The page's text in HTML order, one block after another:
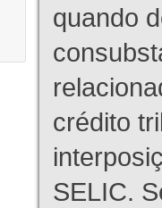
quando
crédito
SELIC.